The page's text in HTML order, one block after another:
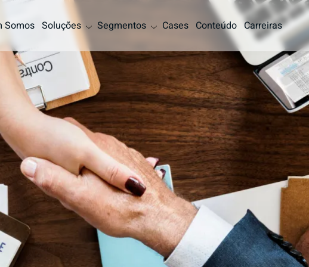
Somos Soluções Segmentos Cases Conteúdo Carreiras